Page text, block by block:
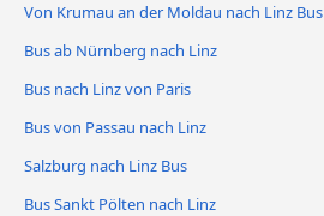
Von Krumau an der Moldau nach Linz Bus
Bus ab Nürnberg nach Linz
Bus nach Linz von Paris
Bus von Passau nach Linz
Salzburg nach Linz Bus
Bus Sankt Pölten nach Linz